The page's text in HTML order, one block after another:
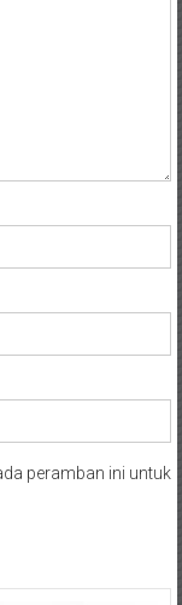
peramban ini untuk